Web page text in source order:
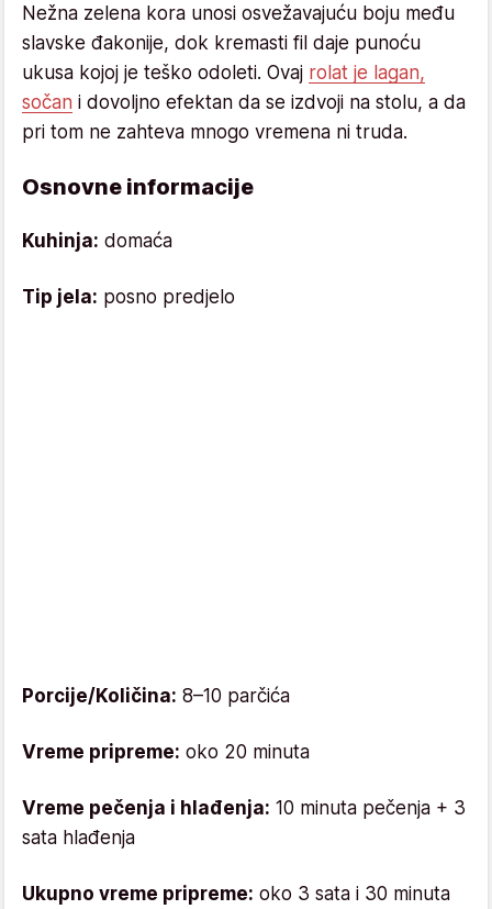
Nežna zelena kora unosi osvežavajuću boju među
slavske đakonije, dok kremasti fil daje punoću
ukusa kojoj je teško odoleti. Ovaj rolat je lagan,
sočan i dovoljno efektan da se izdvoji na stolu, a da
pri tom ne zahteva mnogo vremena ni truda.
Osnovne informacije
Kuhinja: domaća
Tip jela: posno predjelo
Porcije/Količina: 8–10 parčića
Vreme pripreme: oko 20 minuta
Vreme pečenja i hlađenja: 10 minuta pečenja + 3
sata hlađenja
Ukupno vreme pripreme: oko 3 sata i 30 minuta